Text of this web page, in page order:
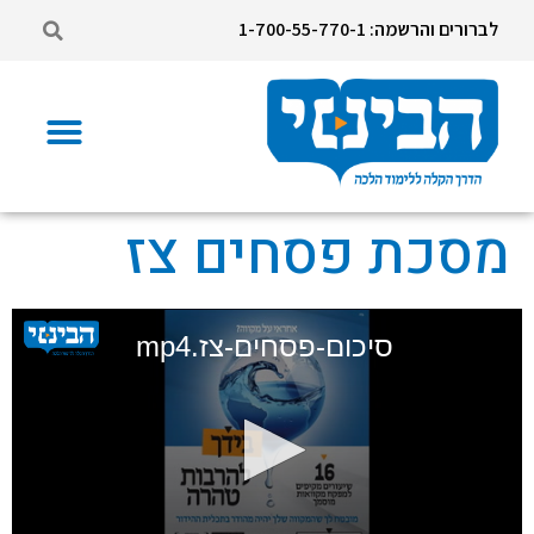
לברורים והרשמה: 1-700-55-770-1
מסכת פסחים צז
סיכום-פסחים-צז.mp4